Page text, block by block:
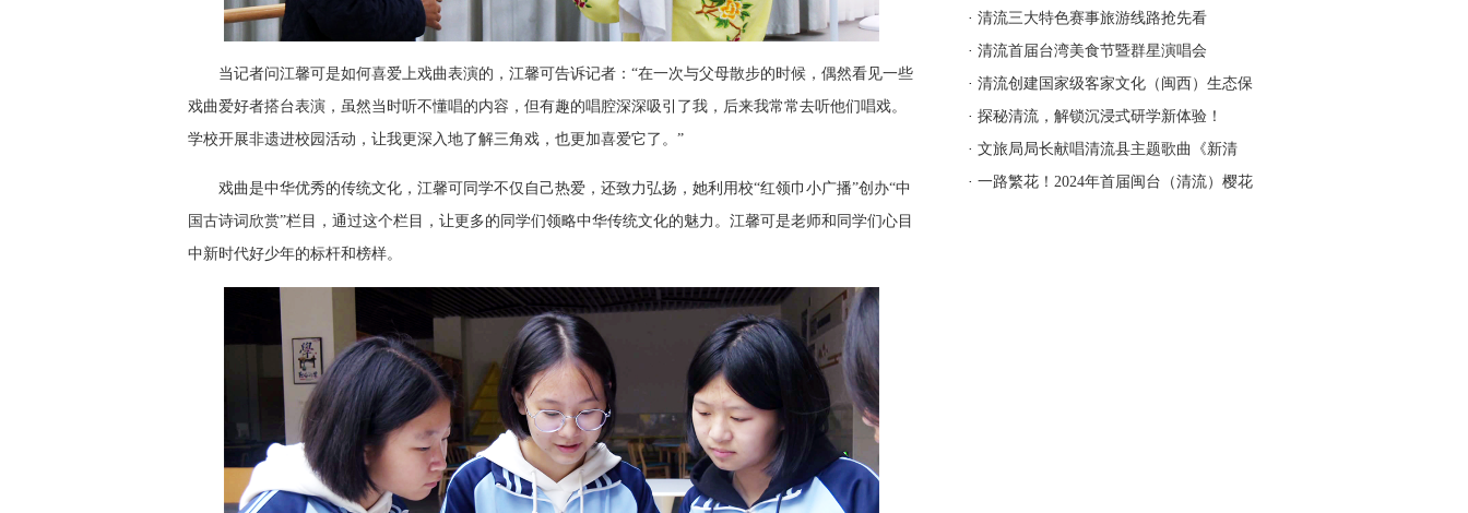
· 清流三大特色赛事旅游线路抢先看
· 清流首届台湾美食节暨群星演唱会
· 清流创建国家级客家文化（闽西）生态保
护区“官宣”
· 探秘清流，解锁沉浸式研学新体验！
· 文旅局局长献唱清流县主题歌曲《新清
流》！
· 一路繁花！2024年首届闽台（清流）樱花
当记者问江馨可是如何喜爱上戏曲表演的，江馨可告诉记者：“在一次与父母散步的时候，偶然看见一些
戏曲爱好者搭台表演，虽然当时听不懂唱的内容，但有趣的唱腔深深吸引了我，后来我常常去听他们唱戏。
学校开展非遗进校园活动，让我更深入地了解三角戏，也更加喜爱它了。”
戏曲是中华优秀的传统文化，江馨可同学不仅自己热爱，还致力弘扬，她利用校“红领巾小广播”创办“中
国古诗词欣赏”栏目，通过这个栏目，让更多的同学们领略中华传统文化的魅力。江馨可是老师和同学们心目
中新时代好少年的标杆和榜样。